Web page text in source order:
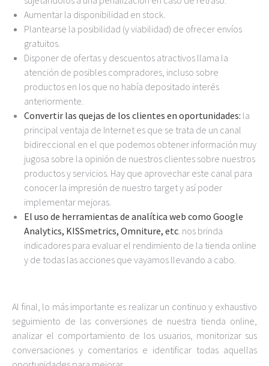
Aumentar la disponibilidad en stock.
Plantearse la posibilidad (y viabilidad) de ofrecer envíos
gratuitos.
Disponer de ofertas y descuentos atractivos llama la
atención de posibles compradores, incluso sobre
productos en los que no había depositado interés
anteriormente.
Convertir las quejas de los clientes en oportunidades: la
principal ventaja de Internet es que se trata de un canal
bidireccional en el que podemos obtener información muy
jugosa sobre la opinión de nuestros clientes sobre nuestros
productos y servicios. Hay que aprovechar este canal para
conocer la impresión de nuestro target y así poder
implementar mejoras.
El uso de herramientas de analítica web como Google
Analytics, KISSmetrics, Omniture, etc. nos brinda
indicadores para evaluar el rendimiento de la tienda online
y de todas las acciones que vayamos llevando a cabo.
Al final, lo más importante es realizar un continuo y exhaustivo
seguimiento de las conversiones de nuestra tienda online,
analizar el comportamiento de los usuarios, monitorizar sus
conversaciones y comentarios e identificar todas aquellas